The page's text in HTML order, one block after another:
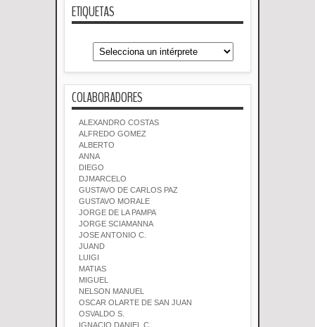
ETIQUETAS
COLABORADORES
ALEXANDRO COSTAS
ALFREDO GOMEZ
ALBERTO
ANNA
DIEGO
DJMARCELO
GUSTAVO DE CARLOS PAZ
GUSTAVO MORALE
JORGE DE LA PAMPA
JORGE SCIAMANNA
JOSE ANTONIO C.
JUAND
LUIGI
MATIAS
MIGUEL
NELSON MANUEL
OSCAR OLARTE DE SAN JUAN
OSVALDO S.
IGNACIO DANIEL C.